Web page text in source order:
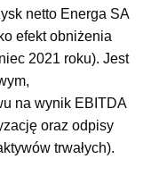
netto Energa SA
efekt obniżenia
2021 roku). Jest
na wynik EBITDA
oraz odpisy
trwałych).